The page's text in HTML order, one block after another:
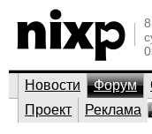
Новости Форум
Проект
Реклама